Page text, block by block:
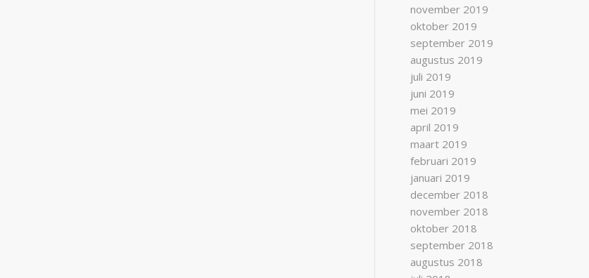
november 2019
oktober 2019
september 2019
augustus 2019
juli 2019
juni 2019
mei 2019
april 2019
maart 2019
februari 2019
januari 2019
december 2018
november 2018
oktober 2018
september 2018
augustus 2018